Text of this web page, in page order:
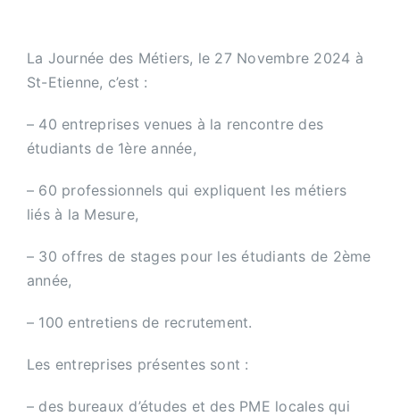
La Journée des Métiers, le 27 Novembre 2024 à
St-Etienne, c’est :
– 40 entreprises venues à la rencontre des
étudiants de 1ère année,
– 60 professionnels qui expliquent les métiers
liés à la Mesure,
– 30 offres de stages pour les étudiants de 2ème
année,
– 100 entretiens de recrutement.
Les entreprises présentes sont :
– des bureaux d’études et des PME locales qui